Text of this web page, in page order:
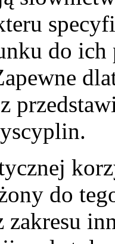
do ich
do
zakresu